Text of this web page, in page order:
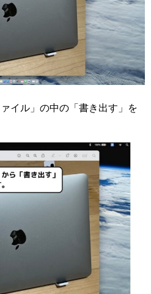
イル」の中の「書き出す」を